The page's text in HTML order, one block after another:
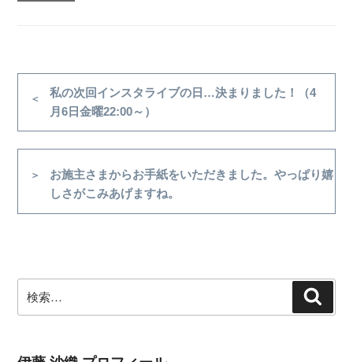
投
ビ
ー
前
の
私の次回インスタライブの日…決まりました！（4
月6日金曜22:00～）
次
の
お施主さまからお手紙をいただきました。やっぱり嬉
しさがこみあげますね。
索:
索